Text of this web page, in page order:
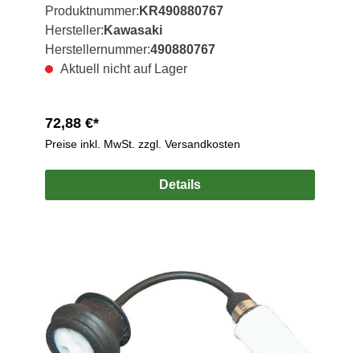
Produktnummer: KR490880767
Hersteller: Kawasaki
Herstellernummer:490880767
Aktuell nicht auf Lager
72,88 €*
Preise inkl. MwSt. zzgl. Versandkosten
Details